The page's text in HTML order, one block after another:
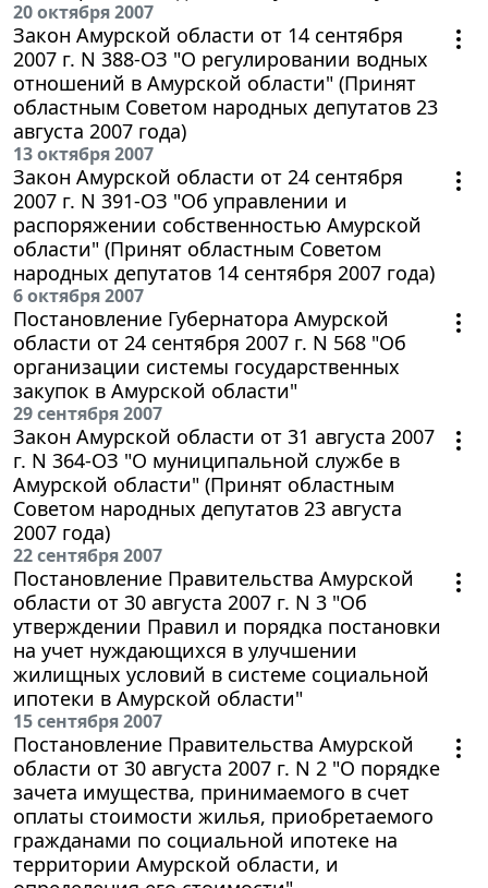
20 октября 2007
Закон Амурской области от 14 сентября
2007 г. N 388-ОЗ "О регулировании водных
отношений в Амурской области" (Принят
областным Советом народных депутатов 23
августа 2007 года)
13 октября 2007
Закон Амурской области от 24 сентября
2007 г. N 391-ОЗ "Об управлении и
распоряжении собственностью Амурской
области" (Принят областным Советом
народных депутатов 14 сентября 2007 года)
6 октября 2007
Постановление Губернатора Амурской
области от 24 сентября 2007 г. N 568 "Об
организации системы государственных
закупок в Амурской области"
29 сентября 2007
Закон Амурской области от 31 августа 2007
г. N 364-ОЗ "О муниципальной службе в
Амурской области" (Принят областным
Советом народных депутатов 23 августа
2007 года)
22 сентября 2007
Постановление Правительства Амурской
области от 30 августа 2007 г. N 3 "Об
утверждении Правил и порядка постановки
на учет нуждающихся в улучшении
жилищных условий в системе социальной
ипотеки в Амурской области"
15 сентября 2007
Постановление Правительства Амурской
области от 30 августа 2007 г. N 2 "О порядке
зачета имущества, принимаемого в счет
оплаты стоимости жилья, приобретаемого
гражданами по социальной ипотеке на
территории Амурской области, и